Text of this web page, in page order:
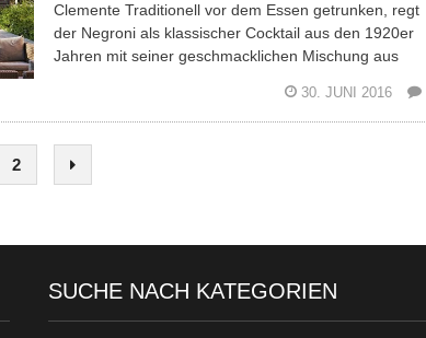
Clemente Traditionell vor dem Essen getrunken, regt
der Negroni als klassischer Cocktail aus den 1920er
Jahren mit seiner geschmacklichen Mischung aus
30. JUNI 2016
2
SUCHE NACH KATEGORIEN